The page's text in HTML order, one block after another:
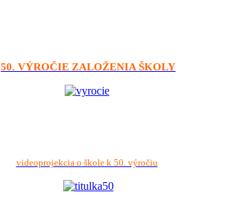
50. VÝROČIE ZALOŽENIA ŠKOLY
videoprojekcia o škole k 50. výročiu